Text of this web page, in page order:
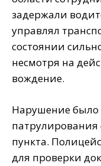
задержали
управлял
состоянии
несмотря на
вождение.
Нарушение было
патрулирования
пункта.
для проверки